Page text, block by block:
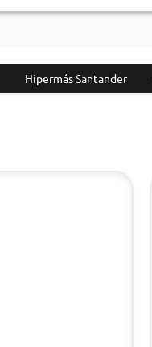
Hipermás Santander